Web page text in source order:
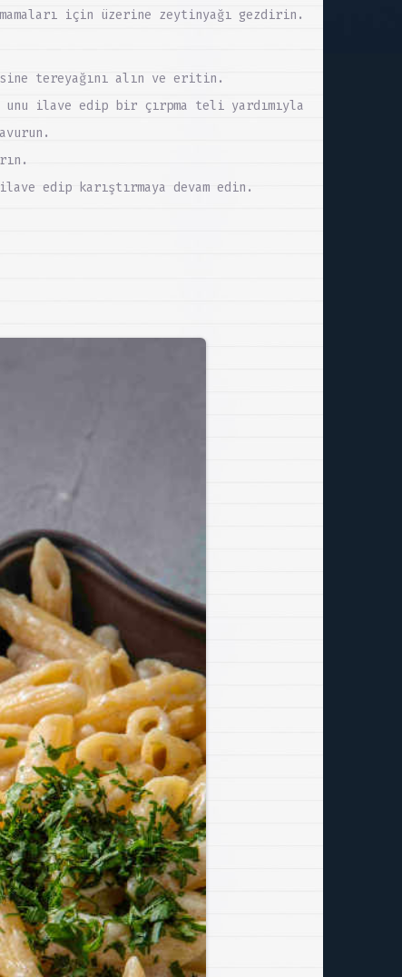
için üzerine zeytinyağı gezdirin.
tereyağını alın ve eritin.
ilave edip bir çırpma teli yardımıyla
edip karıştırmaya devam edin.